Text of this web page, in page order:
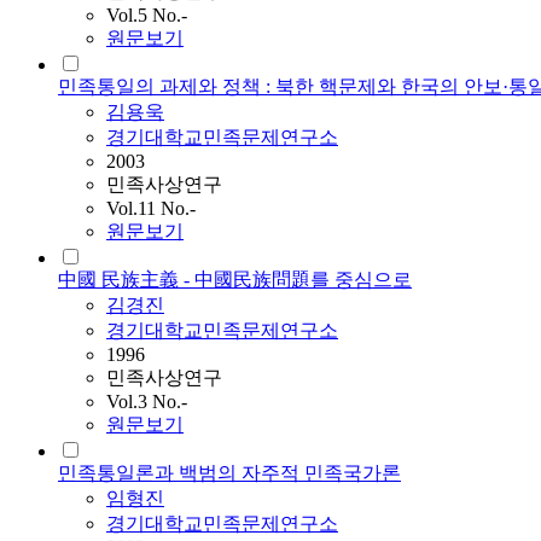
Vol.5 No.-
원문보기
민족통일의 과제와 정책 : 북한 핵문제와 한국의 안보·통
김용욱
경기대학교민족문제연구소
2003
민족사상연구
Vol.11 No.-
원문보기
中國 民族主義 - 中國民族問題를 중심으로
김경진
경기대학교민족문제연구소
1996
민족사상연구
Vol.3 No.-
원문보기
민족통일론과 백범의 자주적 민족국가론
임형진
경기대학교민족문제연구소